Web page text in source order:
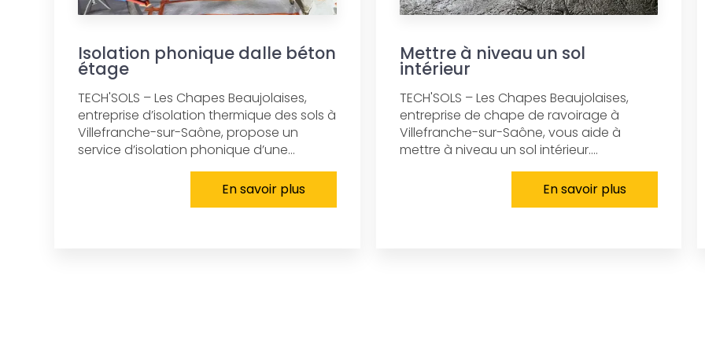
Isolation phonique dalle béton
étage
TECH'SOLS – Les Chapes Beaujolaises,
entreprise d’isolation thermique des sols à
Villefranche-sur-Saône, propose un
service d’isolation phonique d’une...
En savoir plus
Mettre à niveau un sol
intérieur
TECH'SOLS – Les Chapes Beaujolaises,
entreprise de chape de ravoirage à
Villefranche-sur-Saône, vous aide à
mettre à niveau un sol intérieur....
En savoir plus